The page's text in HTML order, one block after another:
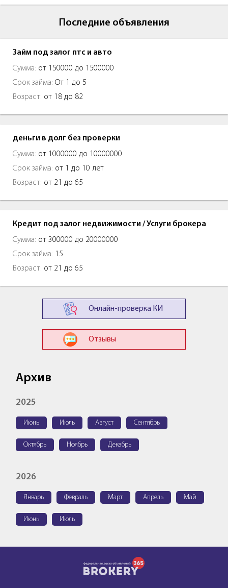
Последние объявления
Займ под залог птс и авто
Сумма: от 150000 до 1500000
Срок займа: От 1 до 5
Возраст: от 18 до 82
деньги в долг без проверки
Сумма: от 1000000 до 10000000
Срок займа: от 1 до 10 лет
Возраст: от 21 до 65
Кредит под залог недвижимости / Услуги брокера
Сумма: от 300000 до 20000000
Срок займа: 15
Возраст: от 21 до 65
Онлайн-проверка КИ
Отзывы
Архив
2025
Июнь Июль Август Сентябрь
Октябрь Ноябрь Декабрь
2026
Январь Февраль Март Апрель Май
Июнь Июль